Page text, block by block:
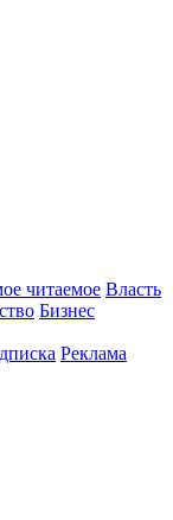
читаемое Власть
Бизнес
Реклама